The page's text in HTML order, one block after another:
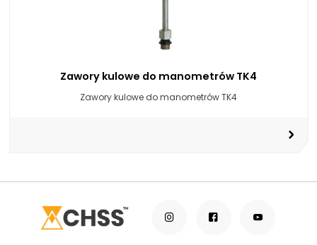
Zawory kulowe do manometrów TK4
Zawory kulowe do manometrów TK4